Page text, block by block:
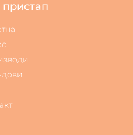
пристап